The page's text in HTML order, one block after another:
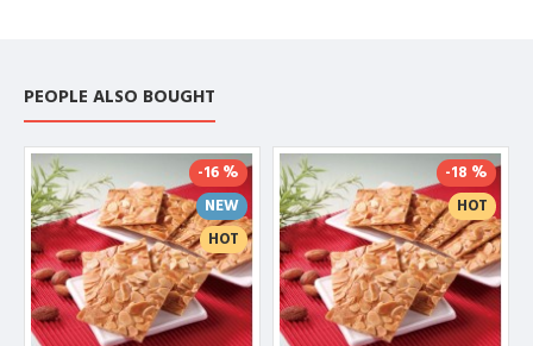
PEOPLE ALSO BOUGHT
NEW
HOT
-16 %
HOT
-18 %